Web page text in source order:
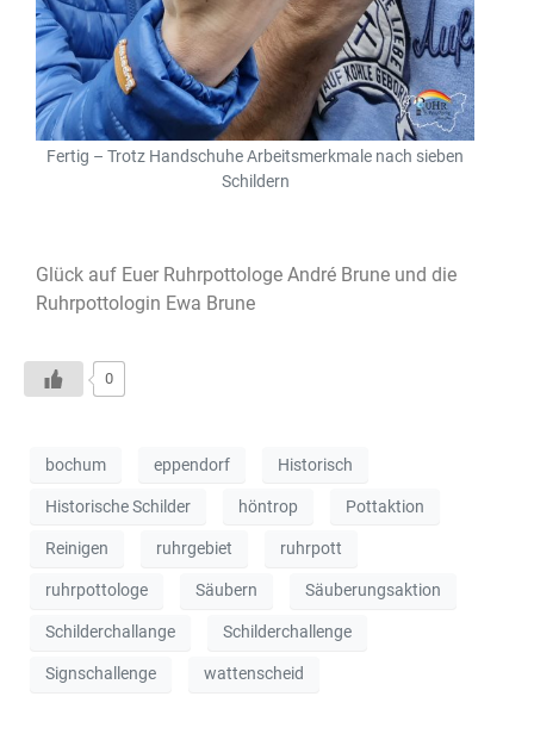
Fertig – Trotz Handschuhe Arbeitsmerkmale nach sieben
Schildern
Glück auf Euer Ruhrpottologe André Brune und die
Ruhrpottologin Ewa Brune
0
bochum eppendorf Historisch
Historische Schilder höntrop Pottaktion
Reinigen ruhrgebiet ruhrpott
ruhrpottologe Säubern Säuberungsaktion
Schilderchallange Schilderchallenge
Signschallenge wattenscheid